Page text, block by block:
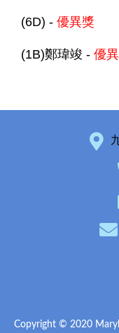
(6D) - 優異獎
(1B)鄭瑋竣 - 優
Copyright © 2020